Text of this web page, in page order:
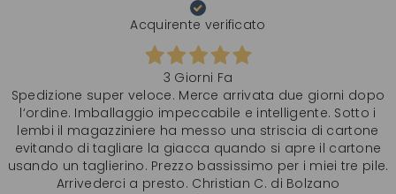
Acquirente verificato
3 Giorni Fa
Spedizione super veloce. Merce arrivata due giorni dopo
l‘ordine. Imballaggio impeccabile e intelligente. Sotto i
lembi il magazziniere ha messo una striscia di cartone
evitando di tagliare la giacca quando si apre il cartone
usando un taglierino. Prezzo bassissimo per i miei tre pile.
Arrivederci a presto. Christian C. di Bolzano